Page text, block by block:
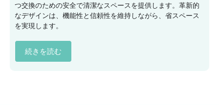
つ交換のための安全で清潔なスペースを提供します。革新的
なデザインは、機能性と信頼性を維持しながら、省スペース
を実現します。
続きを読む